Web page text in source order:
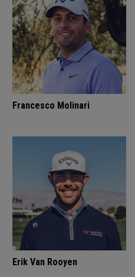
Francesco Molinari
Erik Van Rooyen